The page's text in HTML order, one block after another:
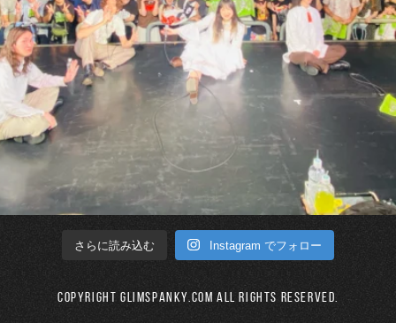
さらに読み込む Instagram でフォロー
Copyright GLIMSPANKY.COM All Rights Reserved.